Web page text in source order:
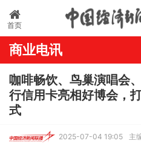
首页
商业电讯
咖啡畅饮、鸟巢演唱会
行信用卡亮相好博会，
式
2025-07-04 19:05 主